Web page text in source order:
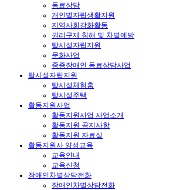
동료상담
개인별자립생활지원
지역사회강화활동
권리구제 침해 및 차별예방
탈시설자립지원
문화사업
중증장애인 동료상담사업
탈시설자립지원
탈시설체험홈
탈시설주택
활동지원사업
활동지원사업 사업소개
활동지원 공지사항
활동지원 자료실
활동지원사 양성교육
교육안내
교육신청
장애인차별상담전화
장애인차별상담전화